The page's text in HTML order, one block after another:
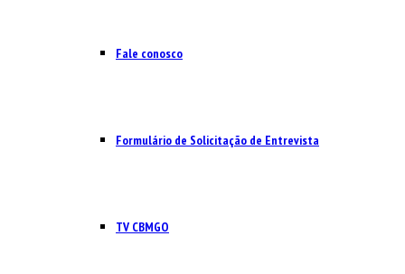
Fale conosco
Formulário de Solicitação de Entrevista
TV CBMGO